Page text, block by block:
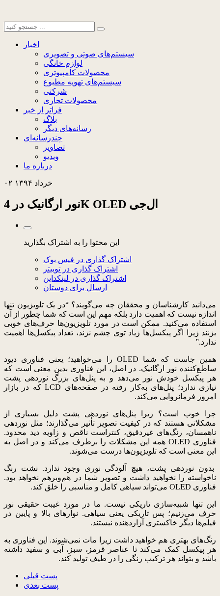
اخبار
سیستم‌های صوتی و تصویری
لوازم خانگی
محصولات کامپیوتری
سیستم‌های تهویه مطبوع
شرکتی
محصولات تجاری
فراتر از خبر
بلاگ
رسانه‌های دیگر
چندرسانه‌ای
تصاویر
ویدیو
درباره ما
۰۲ خرداد ۱۳۹۴
نور ارگانیک در 4K OLED ال‌جی
این محتوا را به اشتراک بگذارید
اشتراک گذاری در فیس بوک
اشتراک گذاری در توییتر
اشتراک گذاری در لینکداین
ارسال برای دوستان
می‌دانید کارشناسان و محققان چه می‌گویند؟ “در یک تلویزیون تنها
اندازه نیست که اهمیت دارد بلکه مهم این است که شما چطور از آن
استفاده می‌کنید. ممکن است در مورد تلویزیون‌ها حرف‌های خوبی
بزنند زیرا اگر پیکسل‌ها زیاد توی چشم نزند، تعداد پیکسل‌ها اهمیت
ندارد.”
همین جاست که شما OLED را می‌خواهید؛ یعنی فناوری دیود
ساطع‌کننده نور ارگانیک. در اصل، این فناوری بدین معنی است که
هر پیکسل خودش نور می‌دهد و به پنل‌های بزرگ نوردهی پشت
نیازی ندارد؛ پنل‌های به‌کار رفته در صفحه‌های LCD که در بازار
امروز فرمانروایی می‌کند.
چرا خوب است؟ زیرا پنل‌های نوردهی پشت دلیل بسیاری از
مشکلاتی هستند که در کیفیت تصویر تأثیر می‌گذارند؛ مثل نوردهی
ناهمسان، رنگ‌های غیردقیق، کنتراست ناقص و زاویه دید محدود.
فناوری OLED همه این مشکلات را برطرف می‌کند و در اصل به
این معنی است که تلویزیون‌ها درست می‌شوند.
بدون نوردهی پشت، هیچ آلودگی نوری وجود ندارد. نشت رنگ
ناخواسته را نخواهید داشت و تصویر شما در هم‌و‌برهم نخواهد بود.
فناوری OLED می‌تواند سیاهی کامل و مناسبی را خلق کند.
این تنها شبیه‌سازی تاریکی نیست. ما در مورد غیبت حقیقی نور
حرف می‌زنیم؛ پس تاریکی یعنی سیاهی. نوارهای بالا و پایین در
فیلم‌ها دیگر خاکستری آزاردهنده نیستند.
رنگ‌های بهتری هم خواهید داشت زیرا مات نمی‌شوند. این فناوری به
هر پیکسل کمک می‌کند تا عناصر قرمز، سبز، آبی و سفید داشته
باشد و بتواند هر ترکیب رنگی را در طیف تولید کند.
پست قبلی
پست بعدی